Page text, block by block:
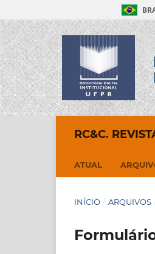
RC&C.
ATUAL
INÍCIO / ARQUIVOS